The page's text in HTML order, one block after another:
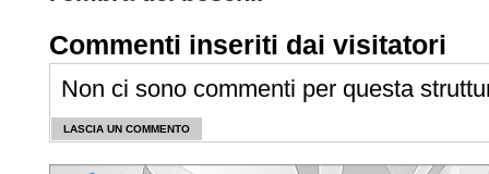
Commenti inseriti dai visitatori
Non ci sono commenti per questa
LASCIA UN COMMENTO